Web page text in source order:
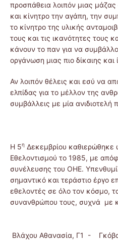
προσπάθεια λοιπόν μιας
και κίνητρο την αγάπη, την
το κίνητρο της υλικής
τους και τις ικανότητες τους
κάνουν το παν για να
οργάνωση μιας πιο δίκαιης και
Αν λοιπόν θέλεις και εσύ να
ελπίδας για το μέλλον της
συμβάλλεις με μία ανιδιοτελή
Η 5η Δεκεμβρίου καθιερώθηκε
Εθελοντισμού το 1985, με
συνέλευσης του ΟΗΕ.
σημαντικό και τεράστιο έργο
εθελοντές σε όλο τον κόσμο,
συνανθρώπου τους, συχνά
Βλάχου Αθανασία, Γ1 -